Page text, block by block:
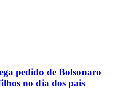
pedido de Bolsonaro
no dia dos pais